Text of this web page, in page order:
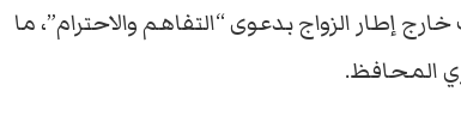
إطار الزواج بدعوى “التفاهم والاحترام”، ما
المحافظ.